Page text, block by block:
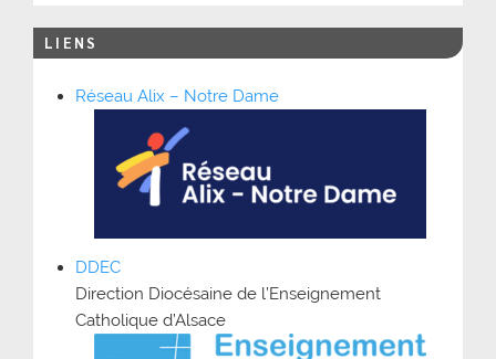
LIENS
Réseau Alix – Notre Dame
DDEC
Direction Diocésaine de l’Enseignement
Catholique d’Alsace